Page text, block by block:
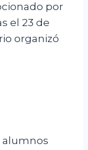
por
el 23 de
organizó
alumnos